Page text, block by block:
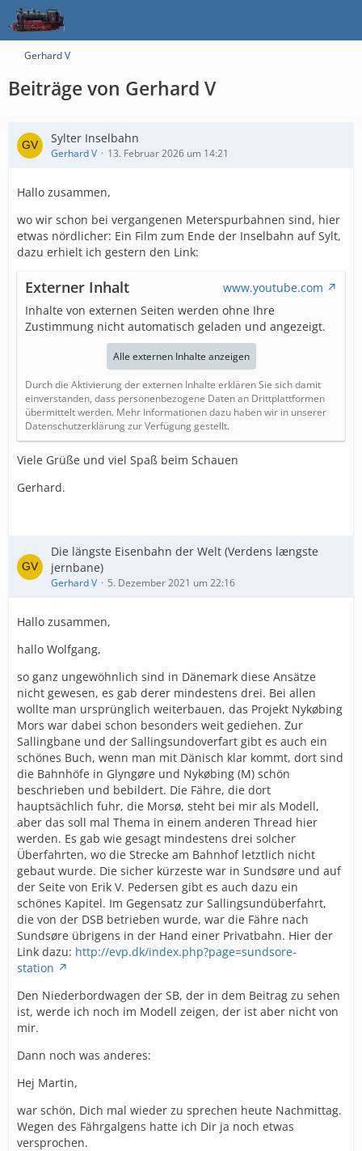
Gerhard V
Beiträge von Gerhard V
Sylter Inselbahn
Gerhard V 13. Februar 2026 um 14:21
Hallo zusammen,
wo wir schon bei vergangenen Meterspurbahnen sind, hier
etwas nördlicher: Ein Film zum Ende der Inselbahn auf Sylt,
dazu erhielt ich gestern den Link:
Externer Inhalt
www.youtube.com
Inhalte von externen Seiten werden ohne Ihre
Zustimmung nicht automatisch geladen und angezeigt.
Alle externen Inhalte anzeigen
Durch die Aktivierung der externen Inhalte erklären Sie sich damit
einverstanden, dass personenbezogene Daten an Drittplattformen
übermittelt werden. Mehr Informationen dazu haben wir in unserer
Datenschutzerklärung zur Verfügung gestellt.
Viele Grüße und viel Spaß beim Schauen
Gerhard.
Die längste Eisenbahn der Welt (Verdens længste
jernbane)
Gerhard V 5. Dezember 2021 um 22:16
Hallo zusammen,
hallo Wolfgang,
so ganz ungewöhnlich sind in Dänemark diese Ansätze
nicht gewesen, es gab derer mindestens drei. Bei allen
wollte man ursprünglich weiterbauen, das Projekt Nykøbing
Mors war dabei schon besonders weit gediehen. Zur
Sallingbane und der Sallingsundoverfart gibt es auch ein
schönes Buch, wenn man mit Dänisch klar kommt, dort sind
die Bahnhöfe in Glyngøre und Nykøbing (M) schön
beschrieben und bebildert. Die Fähre, die dort
hauptsächlich fuhr, die Morsø, steht bei mir als Modell,
aber das soll mal Thema in einem anderen Thread hier
werden. Es gab wie gesagt mindestens drei solcher
Überfahrten, wo die Strecke am Bahnhof letztlich nicht
gebaut wurde. Die sicher kürzeste war in Sundsøre und auf
der Seite von Erik V. Pedersen gibt es auch dazu ein
schönes Kapitel. Im Gegensatz zur Sallingsundüberfahrt,
die von der DSB betrieben wurde, war die Fähre nach
Sundsøre übrigens in der Hand einer Privatbahn. Hier der
Link dazu: http://evp.dk/index.php?page=sundsore-
station
Den Niederbordwagen der SB, der in dem Beitrag zu sehen
ist, werde ich noch im Modell zeigen, der ist aber nicht von
mir.
Dann noch was anderes:
Hej Martin,
war schön, Dich mal wieder zu sprechen heute Nachmittag.
Wegen des Fährgalgens hatte ich Dir ja noch etwas
versprochen.